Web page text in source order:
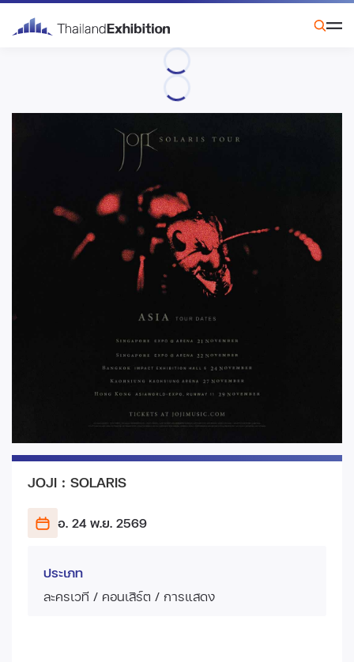
JOJI : SOLARIS
อ. 24 พ.ย. 2569
ประเภท
ละครเวที / คอนเสิร์ต / การแสดง